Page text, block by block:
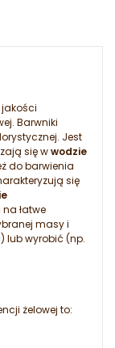
jakości
Barwniki
Jest
się wwodzie
do barwienia
się
łatwe
masy i
lub wyrobić (np.
żelowej to: